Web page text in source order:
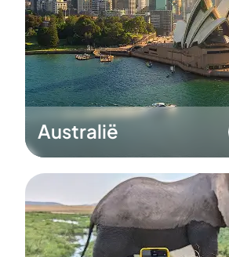
Australië